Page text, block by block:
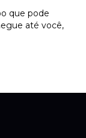
que pode
até você,